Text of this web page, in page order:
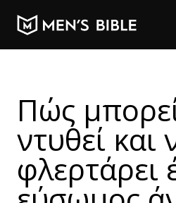
Πώς
ντυθεί και
φλερτάρει